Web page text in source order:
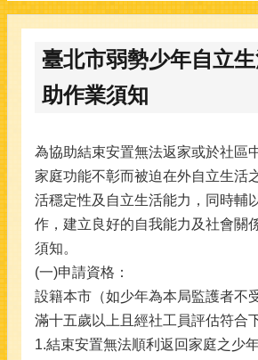
臺北市弱勢少年自立
助作業須知
為協助結束安置無法返家或於社區
家庭功能不彰而被迫在外自立生活
活穩定性及自立生活能力，同時輔
作，建立良好的自我能力及社會關
須知。
(一)申請資格：
設籍本市（如少年為本局監護者不
滿十五歲以上且經社工員評估符合
1.結束安置無法順利返回家庭之少年